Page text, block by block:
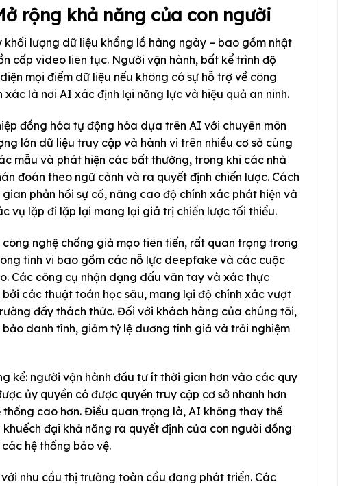
rộng khả năng của con người
lượng dữ liệu khổng lồ hàng ngày – bao gồm nhật
cấp video liên tục. Người vận hành, bất kể trình độ
mọi điểm dữ liệu nếu không có sự hỗ trợ về công
là nơi AI xác định lại năng lực và hiệu quả an ninh.
đồng hóa tự động hóa dựa trên AI với chuyên môn
lớn dữ liệu truy cập và hành vi trên nhiều cơ sở cùng
mẫu và phát hiện các bất thường, trong khi các nhà
đoán theo ngữ cảnh và ra quyết định chiến lược. Cách
phản hồi sự cố, nâng cao độ chính xác phát hiện và
vụ lặp đi lặp lại mang lại giá trị chiến lược tối thiểu.
nghệ chống giả mạo tiên tiến, rất quan trọng trong
tinh vi bao gồm các nỗ lực deepfake và các cuộc
Các công cụ nhận dạng dấu vân tay và xác thực
các thuật toán học sâu, mang lại độ chính xác vượt
đầy thách thức. Đối với khách hàng của chúng tôi,
danh tính, giảm tỷ lệ dương tính giả và trải nghiệm
kể: người vận hành đầu tư ít thời gian hơn vào các quy
ủy quyền có được quyền truy cập cơ sở nhanh hơn
cao hơn. Điều quan trọng là, AI không thay thế
đại khả năng ra quyết định của con người đồng
hệ thống bảo vệ.
nhu cầu thị trường toàn cầu đang phát triển. Các